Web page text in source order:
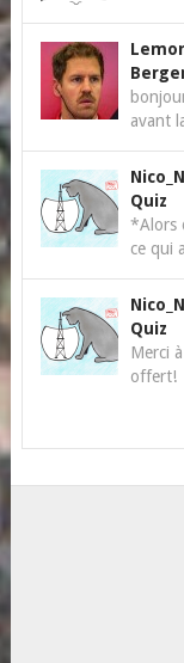
avant
Quiz
*Alors
ce qui
Quiz
Merci
offert!